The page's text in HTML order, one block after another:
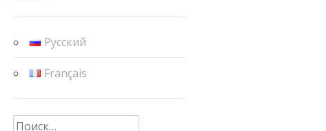
Русский
Français
Найти: